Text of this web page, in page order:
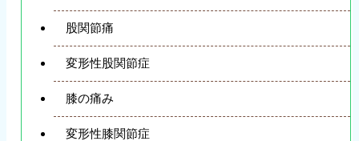
股関節痛
変形性股関節症
膝の痛み
変形性膝関節症